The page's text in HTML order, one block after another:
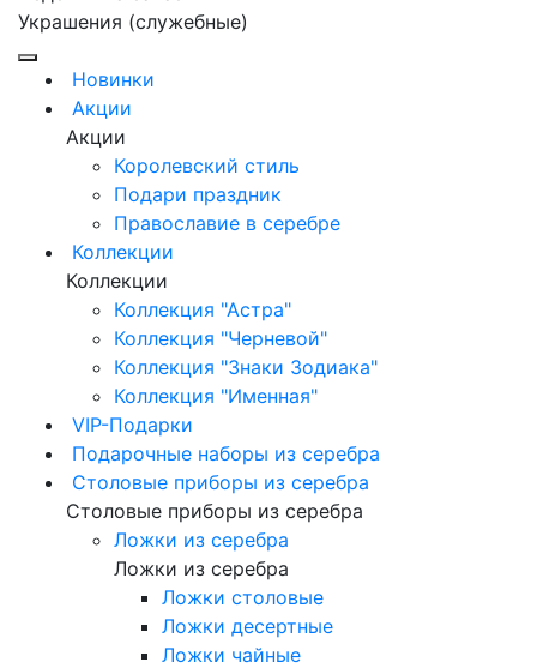
Украшения (служебные)
Новинки
Акции
Акции
Королевский стиль
Подари праздник
Православие в серебре
Коллекции
Коллекции
Коллекция "Астра"
Коллекция "Черневой"
Коллекция "Знаки Зодиака"
Коллекция "Именная"
VIP-Подарки
Подарочные наборы из серебра
Столовые приборы из серебра
Столовые приборы из серебра
Ложки из серебра
Ложки из серебра
Ложки столовые
Ложки десертные
Ложки чайные